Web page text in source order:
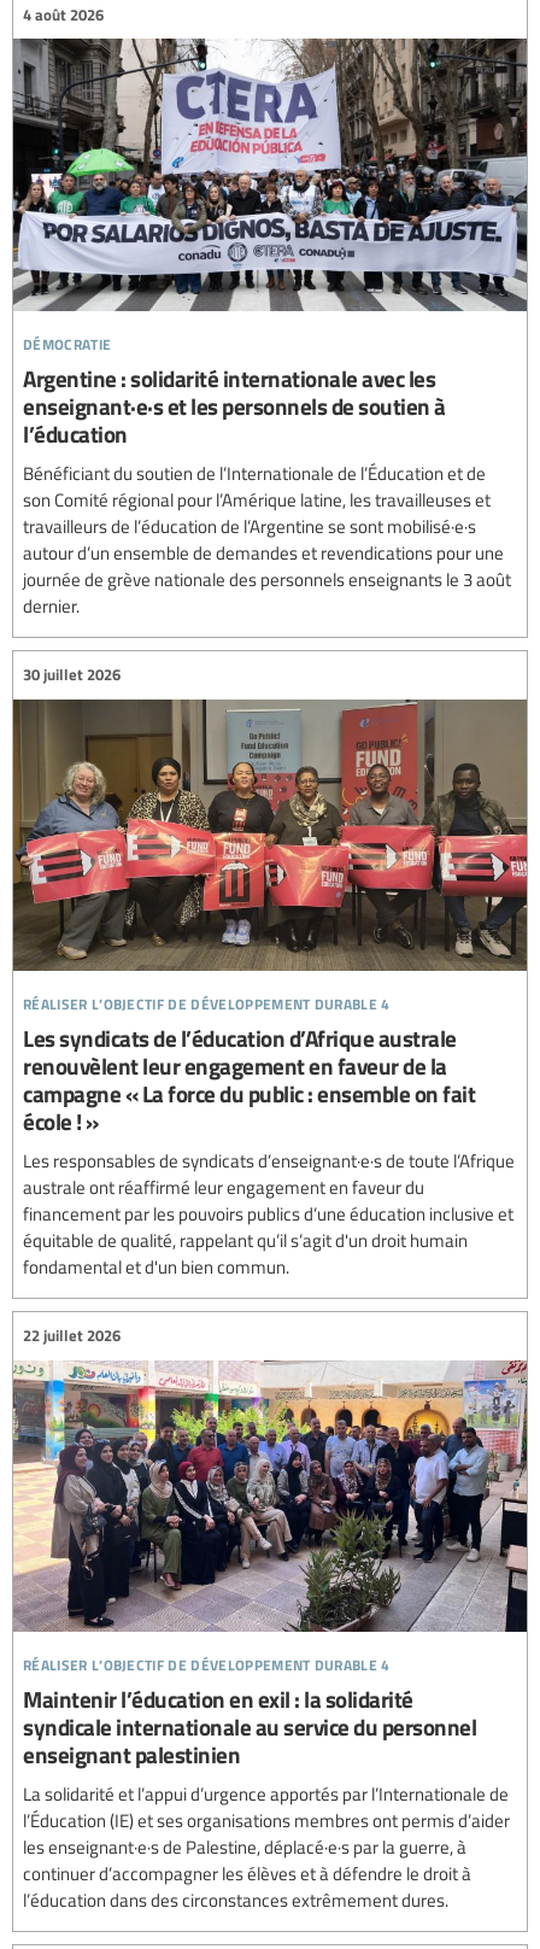
démocratie
4 août 2026
Argentine : solidarité internationale avec les
enseignant·e·s et les personnels de soutien à
l’éducation
Bénéficiant du soutien de l’Internationale de l’Éducation et de
son Comité régional pour l’Amérique latine, les travailleuses et
travailleurs de l’éducation de l’Argentine se sont mobilisé·e·s
autour d’un ensemble de demandes et revendications pour une
journée de grève nationale des personnels enseignants le 3 août
dernier.
réaliser l’objectif de développement durable 4
30 juillet 2026
Les syndicats de l’éducation d’Afrique australe
renouvèlent leur engagement en faveur de la
campagne « La force du public : ensemble on fait
école ! »
Les responsables de syndicats d’enseignant·e·s de toute l’Afrique
australe ont réaffirmé leur engagement en faveur du
financement par les pouvoirs publics d’une éducation inclusive et
équitable de qualité, rappelant qu’il s’agit d'un droit humain
fondamental et d'un bien commun.
réaliser l’objectif de développement durable 4
22 juillet 2026
Maintenir l’éducation en exil : la solidarité
syndicale internationale au service du personnel
enseignant palestinien
La solidarité et l’appui d’urgence apportés par l’Internationale de
l’Éducation (IE) et ses organisations membres ont permis d’aider
les enseignant·e·s de Palestine, déplacé·e·s par la guerre, à
continuer d’accompagner les élèves et à défendre le droit à
l’éducation dans des circonstances extrêmement dures.